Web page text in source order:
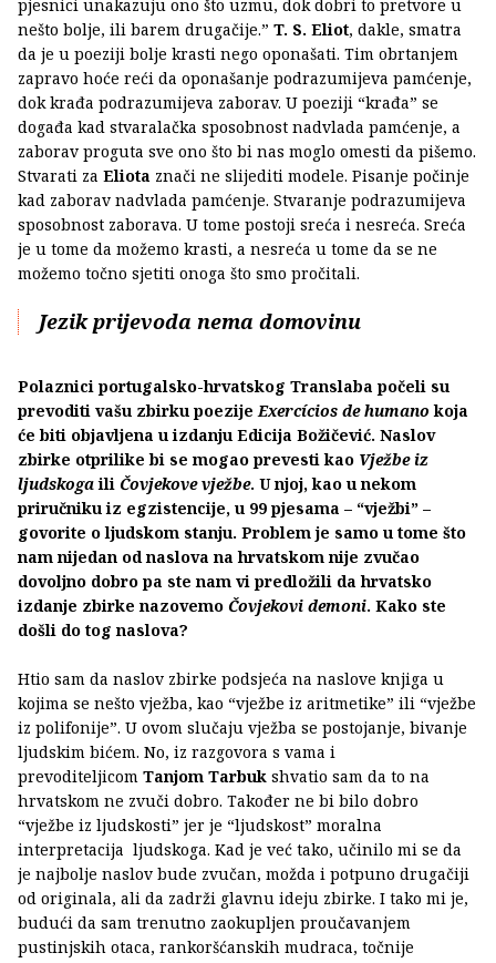
pjesnici unakazuju ono što uzmu, dok dobri to pretvore u
nešto bolje, ili barem drugačije.” T. S. Eliot, dakle, smatra
da je u poeziji bolje krasti nego oponašati. Tim obrtanjem
zapravo hoće reći da oponašanje podrazumijeva pamćenje,
dok krađa podrazumijeva zaborav. U poeziji “krađa” se
događa kad stvaralačka sposobnost nadvlada pamćenje, a
zaborav proguta sve ono što bi nas moglo omesti da pišemo.
Stvarati za Eliota znači ne slijediti modele. Pisanje počinje
kad zaborav nadvlada pamćenje. Stvaranje podrazumijeva
sposobnost zaborava. U tome postoji sreća i nesreća. Sreća
je u tome da možemo krasti, a nesreća u tome da se ne
možemo točno sjetiti onoga što smo pročitali.
Jezik prijevoda nema domovinu
Polaznici portugalsko-hrvatskog Translaba počeli su
prevoditi vašu zbirku poezijeExercícios de humanokoja
će biti objavljena u izdanju Edicija Božičević. Naslov
zbirke otprilike bi se mogao prevesti kao Vježbe iz
ljudskogaili Čovjekove vježbe. U njoj, kao u nekom
priručniku iz egzistencije, u 99 pjesama – “vježbi” –
govorite o ljudskom stanju. Problem je samo u tome što
nam nijedan od naslova na hrvatskom nije zvučao
dovoljno dobro pa ste nam vi predložili da hrvatsko
izdanje zbirke nazovemo Čovjekovi demoni. Kako ste
došli do tog naslova?
Htio sam da naslov zbirke podsjeća na naslove knjiga u
kojima se nešto vježba, kao “vježbe iz aritmetike” ili “vježbe
iz polifonije”. U ovom slučaju vježba se postojanje, bivanje
ljudskim bićem. No, iz razgovora s vama i
prevoditeljicom Tanjom Tarbuk shvatio sam da to na
hrvatskom ne zvuči dobro. Također ne bi bilo dobro
“vježbe iz ljudskosti” jer je “ljudskost” moralna
interpretacija ljudskoga. Kad je već tako, učinilo mi se da
je najbolje naslov bude zvučan, možda i potpuno drugačiji
od originala, ali da zadrži glavnu ideju zbirke. I tako mi je,
budući da sam trenutno zaokupljen proučavanjem
pustinjskih otaca, rankoršćanskih mudraca, točnije